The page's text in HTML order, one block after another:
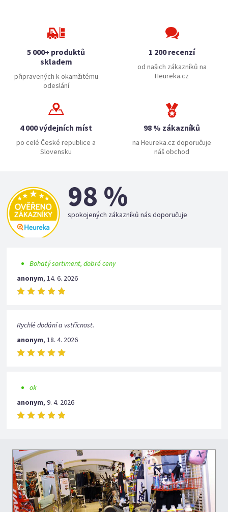
5 000+ produktů
skladem
připravených k okamžitému
odeslání
1 200 recenzí
od našich zákazníků na
Heureka.cz
4 000 výdejních míst
po celé České republice a
Slovensku
98 % zákazníků
na Heureka.cz doporučuje
náš obchod
98 %
spokojených zákazníků nás doporučuje
Bohatý sortiment, dobré ceny
anonym,14. 6. 2026
Rychlé dodání a vstřícnost.
anonym,18. 4. 2026
ok
anonym,9. 4. 2026